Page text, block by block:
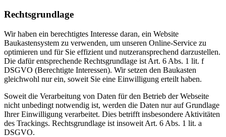
Rechtsgrundlage
Wir haben ein berechtigtes Interesse daran, ein Website
Baukastensystem zu verwenden, um unseren Online-Service zu
optimieren und für Sie effizient und nutzeransprechend darzustellen.
Die dafür entsprechende Rechtsgrundlage ist Art. 6 Abs. 1 lit. f
DSGVO (Berechtigte Interessen). Wir setzen den Baukasten
gleichwohl nur ein, soweit Sie eine Einwilligung erteilt haben.
Soweit die Verarbeitung von Daten für den Betrieb der Webseite
nicht unbedingt notwendig ist, werden die Daten nur auf Grundlage
Ihrer Einwilligung verarbeitet. Dies betrifft insbesondere Aktivitäten
des Trackings. Rechtsgrundlage ist insoweit Art. 6 Abs. 1 lit. a
DSGVO.